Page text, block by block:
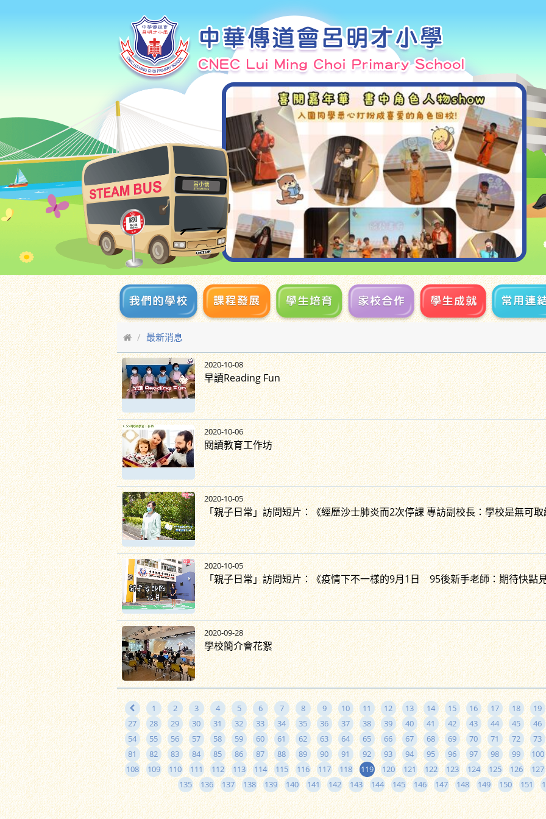
最新消息
2020-10-08
早讀Reading Fun
2020-10-06
閱讀教育工作坊
2020-10-05
「親子日常」訪問短片：《經歷沙士肺炎而2次停課 專訪副校長：學校是無可取
2020-10-05
「親子日常」訪問短片：《疫情下不一樣的9月1日 95後新手老師：期待快點
2020-09-28
學校簡介會花絮
1 2 3 4 5 6 7 8 9 10 11 12 13 14 15 16 17 18
19
27
28 29 30 31 32 33 34 35 36 37 38 39 40 41 42 43 44 45
46
54
55 56 57 58 59 60 61 62 63 64 65 66 67 68 69 70 71 72
73
81
82 83 84 85 86 87 88 89 90 91 92 93 94 95 96 97 98 99
100
108
109 110 111 112 113 114 115 116 117 118 119 120 121 122 123 124 125 126
127
135
136 137 138 139 140 141 142 143 144 145 146 147 148 149 150 151